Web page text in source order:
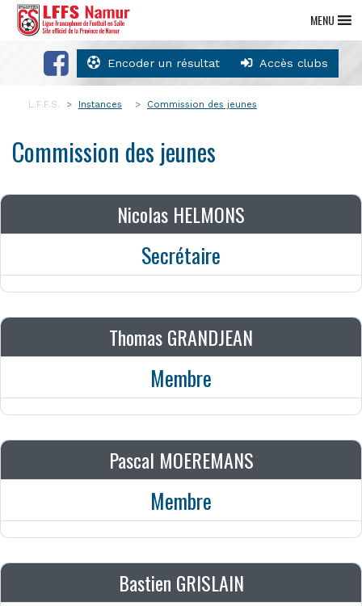
Encoder un résultat Accès clubs
MENU
L.F.F.S. Instances Commission des jeunes
Commission des jeunes
Nicolas HELMONS
Secrétaire
Thomas GRANDJEAN
Membre
Pascal MOEREMANS
Membre
Bastien GRISLAIN